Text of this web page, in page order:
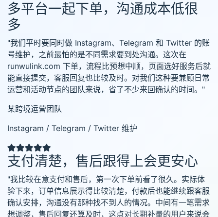
多平台一起下单，沟通成本低很
多
"我们平时要同时做 Instagram、Telegram 和 Twitter 的账
号维护，之前最怕的是不同需求要到处沟通。这次在
runwulink.com 下单，流程比预想中顺，页面选好服务后就
能直接提交，客服回复也比较及时。对我们这种要兼顾日常
运营和活动节点的团队来说，省了不少来回确认的时间。"
某跨境运营团队
Instagram / Telegram / Twitter 维护
支付清楚，售后跟得上会更安心
"我比较在意支付和售后，第一次下单前看了很久。实际体
验下来，订单信息展示得比较清楚，付款后也能继续跟客服
确认安排，沟通没有那种找不到人的情况。中间有一笔需求
想调整，售后回复还算及时，这点对长期补量的用户来说会